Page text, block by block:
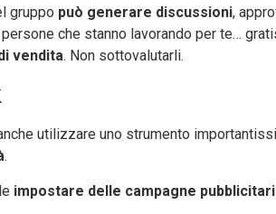
gruppo può generare discussioni,
che stanno lavorando per te…
vendita. Non sottovalutarli.
utilizzare uno strumento
.
impostare delle campagne